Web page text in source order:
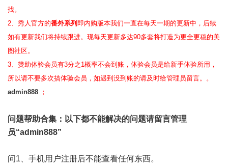
找。
2、 秀人官方的番外系列 即内购版本我们一直在每天一期的更新中，后续
如有更新我们将持续跟进。现每天更新多达90多套将打造为更全更稳的美
图社区。
3、赞助体验会员有3分之1概率不会到账，体验会员是给新手体验所用，
所以请不要多次搞体验会员，如遇到没到账的请及时给管理员留言。。
admin888 ；
问题帮助合集 ：以下都不能解决的问题请留言管理
员“admin888”
问1、手机用户注册后不能查看任何东西。